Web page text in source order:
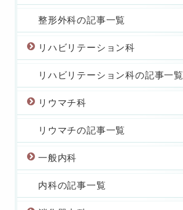
整形外科の記事一覧
リハビリテーション科
リハビリテーション科の記事一覧
リウマチ科
リウマチの記事一覧
一般内科
内科の記事一覧